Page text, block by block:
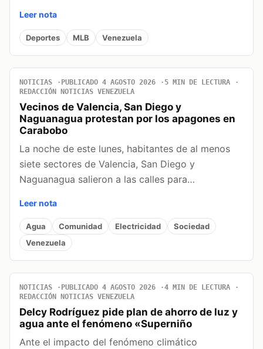
Leer nota
Deportes MLB Venezuela
NOTICIAS PUBLICADO 4 AGOSTO 2026
5 MIN DE LECTURA
REDACCIÓN NOTICIAS VENEZUELA
Vecinos de Valencia, San Diego y
Naguanagua protestan por los apagones en
Carabobo
La noche de este lunes, habitantes de al menos
siete sectores de Valencia, San Diego y
Naguanagua salieron a las calles para…
Leer nota
Agua Comunidad Electricidad
Sociedad
Venezuela
NOTICIAS PUBLICADO 4 AGOSTO 2026
4 MIN DE LECTURA
REDACCIÓN NOTICIAS VENEZUELA
Delcy Rodríguez pide plan de ahorro de luz y
agua ante el fenómeno «Superniño
Ante el impacto del fenómeno climático